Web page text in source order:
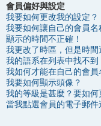
會員偏好與設定
我要如何更改我的設定？
我要如何讓自己的會員
顯示的時間不正確！
我更改了時區，但是時間
我的語系在列表中找不到
我如何才能在自己的會員
我要如何顯示頭像？
我的等級是甚麼？要如何
當我點選會員的電子郵